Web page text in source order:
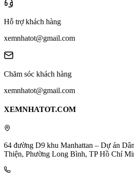
Hỗ trợ khách hàng
xemnhatot@gmail.com
Chăm sóc khách hàng
xemnhatot@gmail.com
XEMNHATOT.COM
64 đường D9 khu Manhattan – Dự án
Thiện, Phường Long Bình, TP Hồ Chí